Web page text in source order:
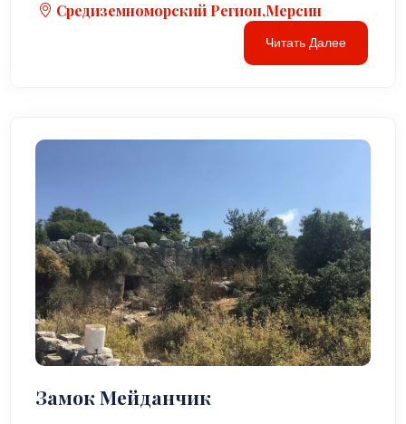
Средиземноморский Регион,Мерсин
Читать Далее
Замок Мейданчик